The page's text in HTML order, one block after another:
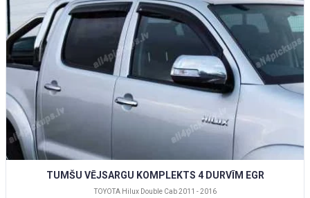
TUMŠU VĒJSARGU KOMPLEKTS 4 DURVĪM EGR
TOYOTA Hilux Double Cab 2011 - 2016